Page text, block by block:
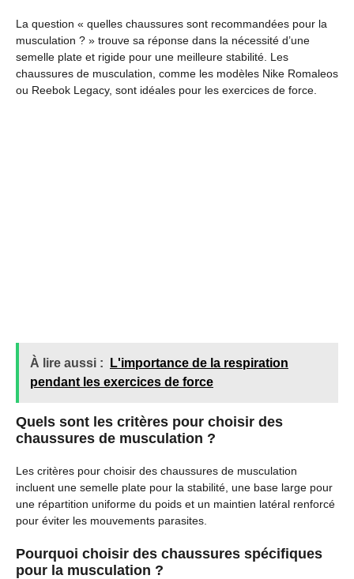
La question « quelles chaussures sont recommandées pour la
musculation ? » trouve sa réponse dans la nécessité d’une
semelle plate et rigide pour une meilleure stabilité. Les
chaussures de musculation, comme les modèles Nike Romaleos
ou Reebok Legacy, sont idéales pour les exercices de force.
À lire aussi :
L'importance de la respiration
pendant les exercices de force
Quels sont les critères pour choisir des
chaussures de musculation ?
Les critères pour choisir des chaussures de musculation
incluent une semelle plate pour la stabilité, une base large pour
une répartition uniforme du poids et un maintien latéral renforcé
pour éviter les mouvements parasites.
Pourquoi choisir des chaussures spécifiques
pour la musculation ?